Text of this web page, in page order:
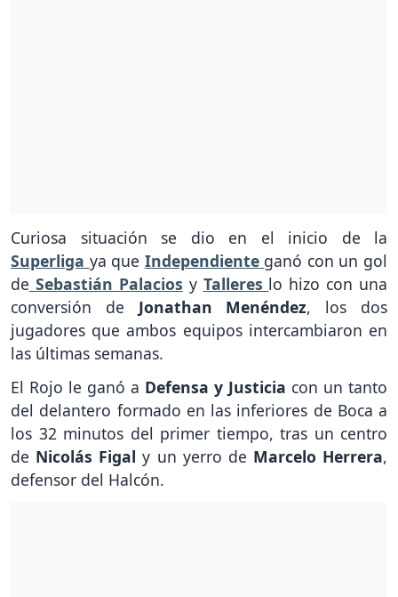
Curiosa situación se dio en el inicio de la
Superliga ya que Independiente ganó con un gol
de Sebastián Palacios y Talleres lo hizo con una
conversión de Jonathan Menéndez, los dos
jugadores que ambos equipos intercambiaron en
las últimas semanas.
El Rojo le ganó a Defensa y Justicia con un tanto
del delantero formado en las inferiores de Boca a
los 32 minutos del primer tiempo, tras un centro
de Nicolás Figal y un yerro de Marcelo Herrera,
defensor del Halcón.